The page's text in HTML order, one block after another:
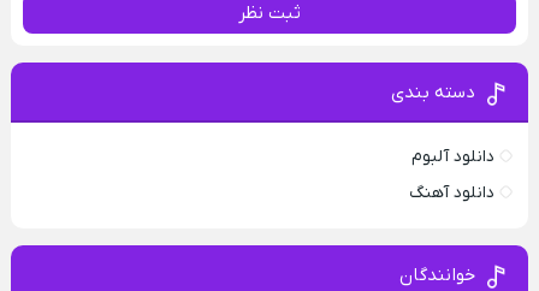
ثبت نظر
دسته بندی
دانلود آلبوم
دانلود آهنگ
خوانندگان